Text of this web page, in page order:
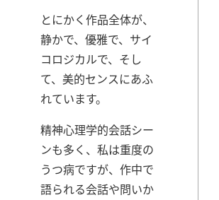
とにかく作品全体が、
静かで、優雅で、サイ
コロジカルで、そし
て、美的センスにあふ
れています。
精神心理学的会話シー
ンも多く、私は重度の
うつ病ですが、作中で
語られる会話や問いか